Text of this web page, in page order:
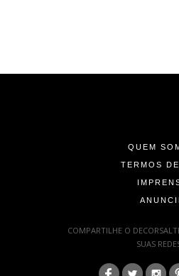
QUEM
TERMOS
COMPARTILHE O
SUAS